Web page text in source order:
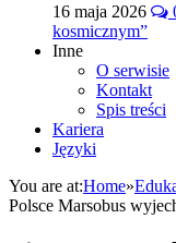
16 maja 2026
kosmicznym”
Inne
O serwisie
Kontakt
Spis treści
Kariera
Języki
You are at:Home»
Polsce Marsobus